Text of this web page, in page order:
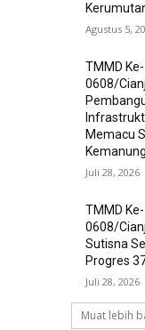
Agustus 5,
TMMD
0608/
Memacu
Juli 28, 2026
TMMD
0608/
Sutisna
Progres
Juli 28, 2026
Muat lebih